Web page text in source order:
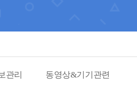
관리 동영상&기기관련